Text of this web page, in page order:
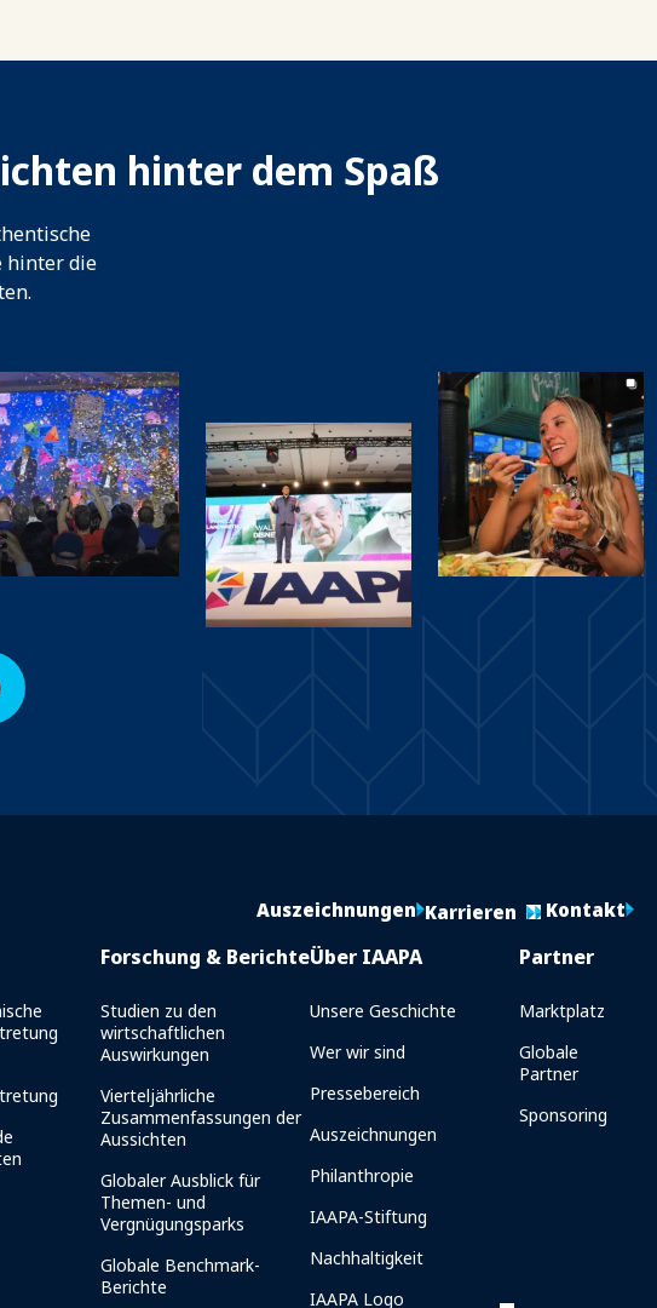
hinter dem Spaß
hinter die
Auszeichnungen Karrieren Kontakt
Forschung & Berichte
Studien zu den
wirtschaftlichen
Auswirkungen
Vierteljährliche
Zusammenfassungen der
Aussichten
Globaler Ausblick für
Themen- und
Vergnügungsparks
Globale Benchmark-
Berichte
Über IAAPA
Unsere Geschichte
Wer wir sind
Pressebereich
Auszeichnungen
Philanthropie
IAAPA-Stiftung
Nachhaltigkeit
IAAPA Logo
Partner
Marktplatz
Globale
Partner
Sponsoring